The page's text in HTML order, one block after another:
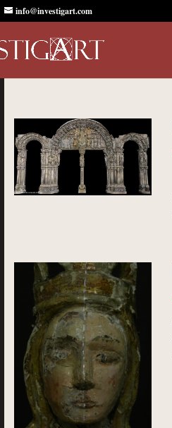
info@investigart.com